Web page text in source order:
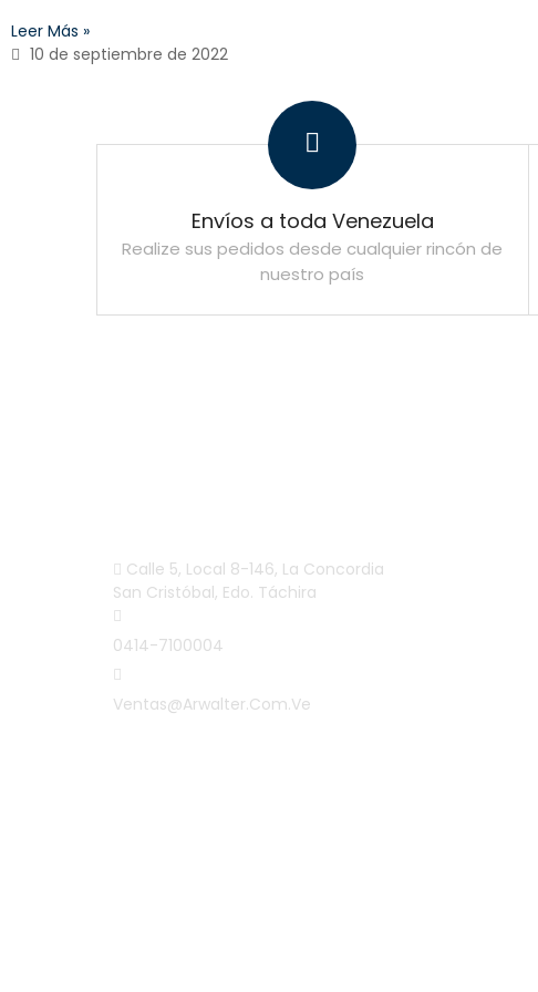
Leer Más »
10 de septiembre de 2022
Envíos a toda Venezuela
Realize sus pedidos desde cualquier rincón de
nuestro país
Calle 5, Local 8-146, La Concordia
San Cristóbal, Edo. Táchira
0414-7100004
Ventas@arwalter.com.ve